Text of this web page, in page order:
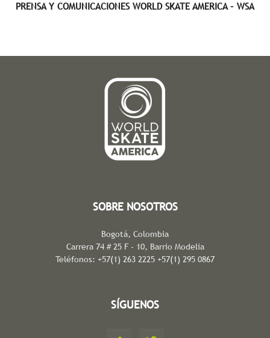
PRENSA Y COMUNICACIONES WORLD SKATE AMERICA – WSA
SOBRE NOSOTROS
Bogotá, Colombia
Carrera 74 # 25 F - 10, Barrio Modelia
Teléfonos: +57(1) 263 2225 +57(1) 295 0867
SÍGUENOS